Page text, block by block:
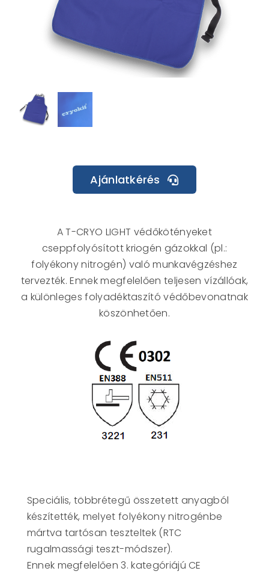
Ajánlatkérés
A T-CRYO LIGHT védőkötényeket
cseppfolyósított kriogén gázokkal (pl.:
folyékony nitrogén) való munkavégzéshez
tervezték. Ennek megfelelően teljesen vízállóak,
a különleges folyadéktaszító védőbevonatnak
köszönhetően.
Speciális, többrétegű összetett anyagból
készítették, melyet folyékony nitrogénbe
mártva tartósan teszteltek (RTC
rugalmassági teszt-módszer).
Ennek megfelelően 3. kategóriájú CE